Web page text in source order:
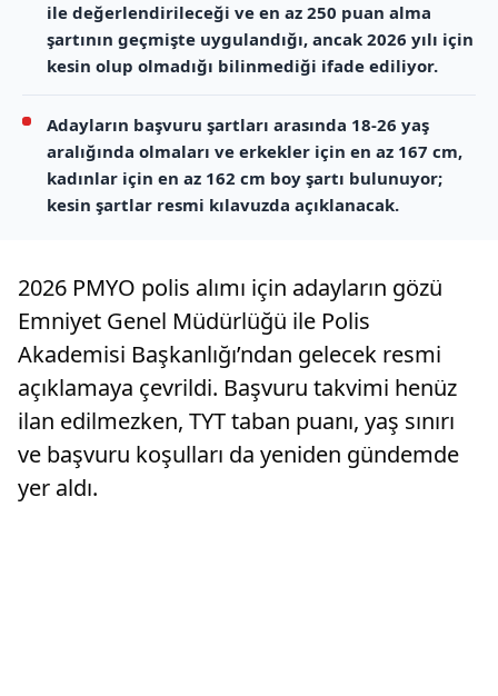
ile değerlendirileceği ve en az 250 puan alma
şartının geçmişte uygulandığı, ancak 2026 yılı için
kesin olup olmadığı bilinmediği ifade ediliyor.
Adayların başvuru şartları arasında 18-26 yaş
aralığında olmaları ve erkekler için en az 167 cm,
kadınlar için en az 162 cm boy şartı bulunuyor;
kesin şartlar resmi kılavuzda açıklanacak.
2026 PMYO polis alımı için adayların gözü
Emniyet Genel Müdürlüğü ile Polis
Akademisi Başkanlığı’ndan gelecek resmi
açıklamaya çevrildi. Başvuru takvimi henüz
ilan edilmezken, TYT taban puanı, yaş sınırı
ve başvuru koşulları da yeniden gündemde
yer aldı.